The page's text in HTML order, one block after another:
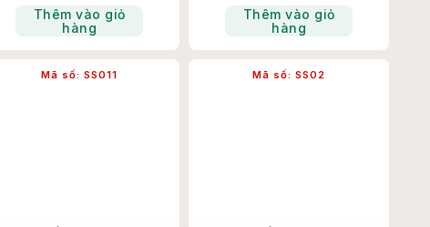
Thêm vào giỏ
hàng
Thêm vào giỏ
hàng
Mã số: SS011 Mã số: SS02